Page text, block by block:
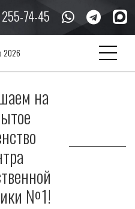
74-45
2026 Первенство Центра
на
№1!